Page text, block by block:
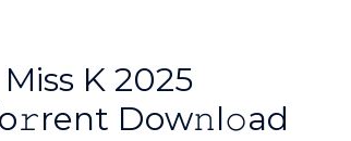
K 2025
Dow𝚗l𝚘ad